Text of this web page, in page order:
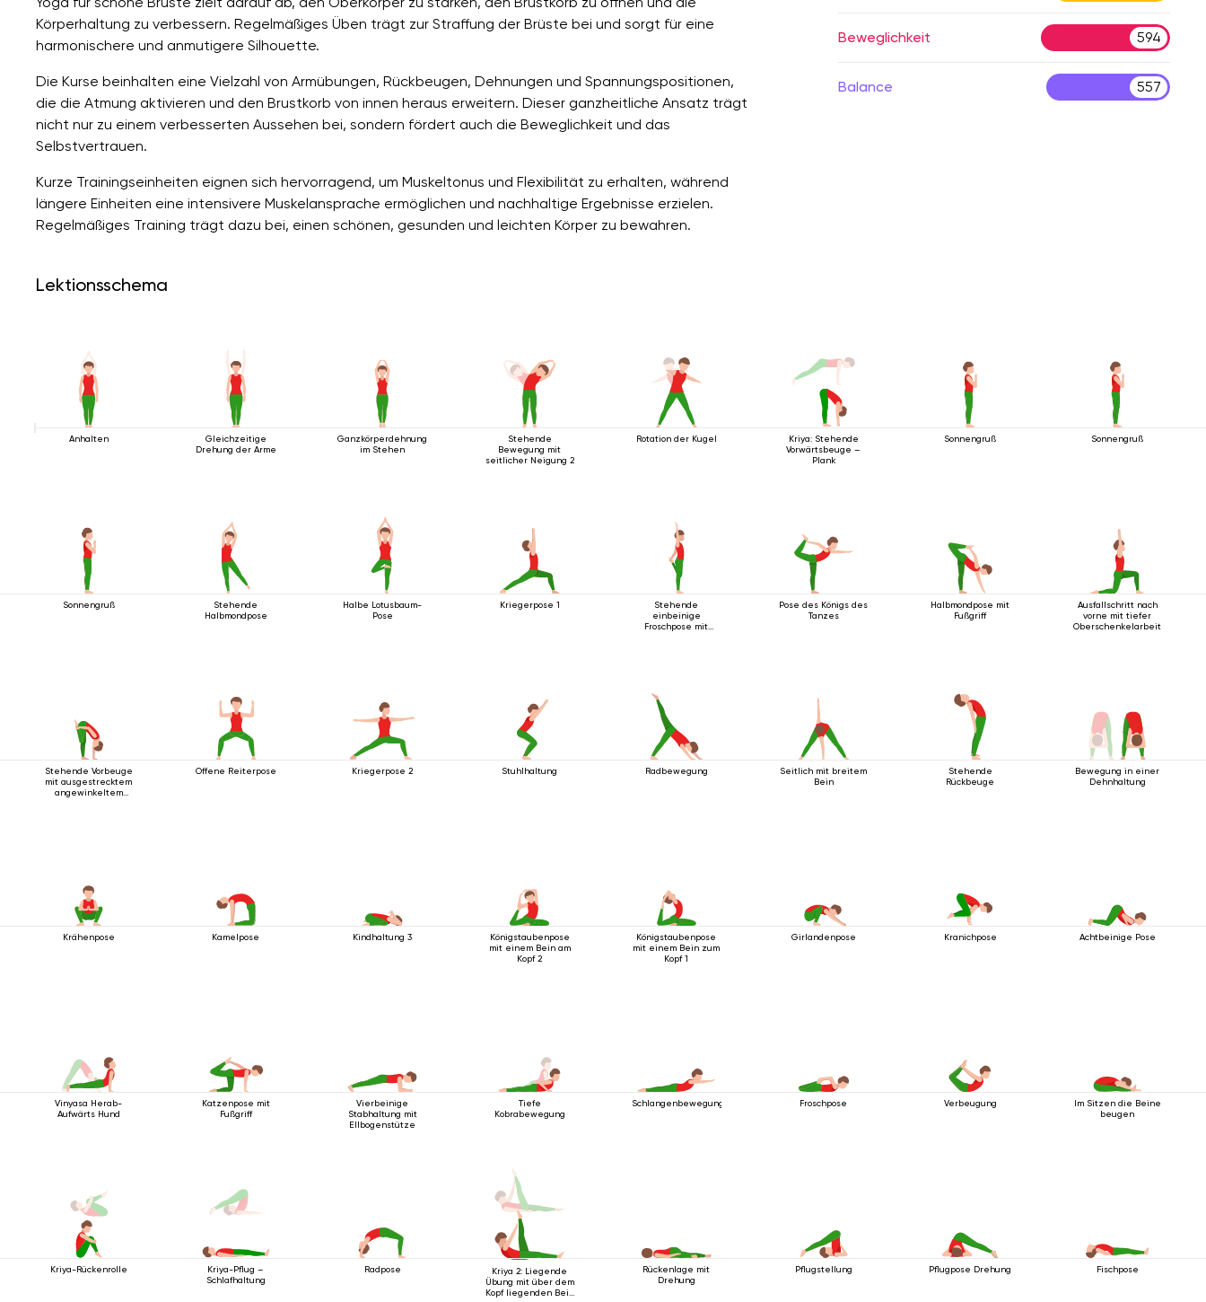
Körperhaltung zu verbessern. Regelmäßiges Üben trägt zur Straffung der Brüste bei und sorgt für eine
harmonischere und anmutigere Silhouette.
Die Kurse beinhalten eine Vielzahl von Armübungen, Rückbeugen, Dehnungen und Spannungspositionen,
die die Atmung aktivieren und den Brustkorb von innen heraus erweitern. Dieser ganzheitliche Ansatz trägt
nicht nur zu einem verbesserten Aussehen bei, sondern fördert auch die Beweglichkeit und das
Selbstvertrauen.
Kurze Trainingseinheiten eignen sich hervorragend, um Muskeltonus und Flexibilität zu erhalten, während
längere Einheiten eine intensivere Muskelansprache ermöglichen und nachhaltige Ergebnisse erzielen.
Regelmäßiges Training trägt dazu bei, einen schönen, gesunden und leichten Körper zu bewahren.
Beweglichkeit 594
Balance 557
Lektionsschema
Anhalten
Gleichzeitige
Drehung der Arme
Ganzkörperdehnung
im Stehen
Stehende
Bewegung mit
seitlicher Neigung 2
Rotation der Kugel
Kriya: Stehende
Vorwärtsbeuge –
Plank
Sonnengruß Sonnengruß
Sonnengruß
Stehende
Halbmondpose
Halbe Lotusbaum-
Pose
Kriegerpose 1
Stehende
einbeinige
Froschpose mit
Pose des Königs des
Tanzes
Halbmondpose mit
Fußgriff
Ausfallschritt nach
vorne mit tiefer
Oberschenkelarbeit
Stehende Vorbeuge
mit ausgestrecktem
angewinkeltem
Offene Reiterpose Kriegerpose 2 Stuhlhaltung Radbewegung
Seitlich mit breitem
Bein
Stehende
Rückbeuge
Bewegung in einer
Dehnhaltung
Krähenpose Kamelpose Kindhaltung 3
Königstaubenpose
mit einem Bein am
Kopf 2
Königstaubenpose
mit einem Bein zum
Kopf 1
Girlandenpose Kranichpose Achtbeinige Pose
Vinyasa Herab-
Aufwärts Hund
Katzenpose mit
Fußgriff
Vierbeinige
Stabhaltung mit
Ellbogenstütze
Tiefe
Kobrabewegung
Schlangenbewegung Froschpose Verbeugung
Im Sitzen die Beine
beugen
Kriya-Rückenrolle
Kriya-Pflug –
Schlafhaltung
Radpose
Kriya 2: Liegende
Übung mit über dem
Kopf liegenden Bein
Rückenlage mit
Drehung
Pflugstellung Pflugpose Drehung Fischpose